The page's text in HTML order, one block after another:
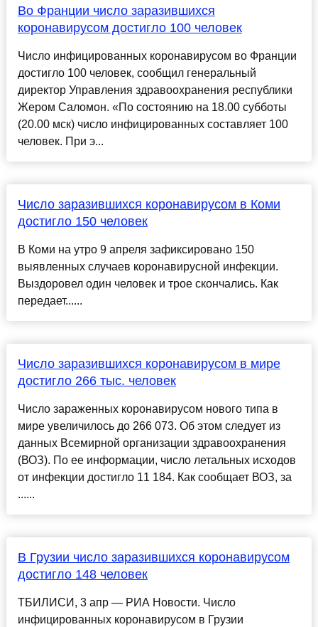
Во Франции число заразившихся
коронавирусом достигло 100 человек
Число инфицированных коронавирусом во Франции
достигло 100 человек, сообщил генеральный
директор Управления здравоохранения республики
Жером Саломон. «По состоянию на 18.00 субботы
(20.00 мск) число инфицированных составляет 100
человек. При э...
Число заразившихся коронавирусом в Коми
достигло 150 человек
В Коми на утро 9 апреля зафиксировано 150
выявленных случаев коронавирусной инфекции.
Выздоровел один человек и трое скончались. Как
передает......
Число заразившихся коронавирусом в мире
достигло 266 тыс. человек
Число зараженных коронавирусом нового типа в
мире увеличилось до 266 073. Об этом следует из
данных Всемирной организации здравоохранения
(ВОЗ). По ее информации, число летальных исходов
от инфекции достигло 11 184. Как сообщает ВОЗ, за
......
В Грузии число заразившихся коронавирусом
достигло 148 человек
ТБИЛИСИ, 3 апр — РИА Новости. Число
инфицированных коронавирусом в Грузии